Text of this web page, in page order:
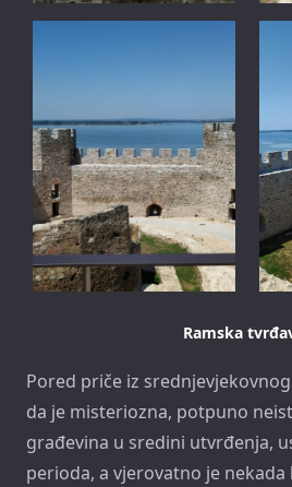
Ramska
Pored priče iz
da je misteriozna, potpuno
građevina u sredini utvrđenja,
perioda, a vjerovatno je